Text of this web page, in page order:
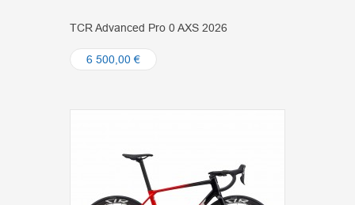
TCR Advanced Pro 0 AXS 2026
6 500,00 €